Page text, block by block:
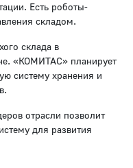
Есть роботы-
складом.
склада в
«КОМИТАС» планирует
систему хранения и
отрасли позволит
для развития